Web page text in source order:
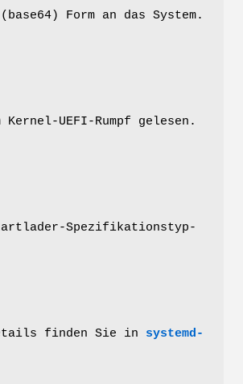
Form an das System.
UEFI-Rumpf gelesen.
Spezifikationstyp-
finden Sie in systemd-